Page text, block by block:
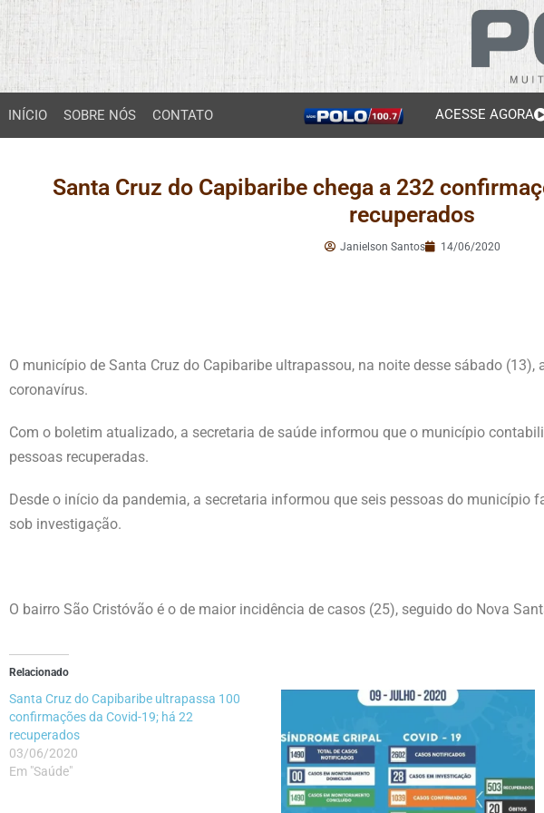
INÍCIO SOBRE NÓS CONTATO ACESSE AGORA
Santa Cruz do Capibaribe chega a 232
recuperados
Janielson Santos 14/06/2020
O município de Santa Cruz do Capibaribe ultrapassou, na noite desse sábado
coronavírus.
Com o boletim atualizado, a secretaria de saúde informou que o município
pessoas recuperadas.
Desde o início da pandemia, a secretaria informou que seis pessoas do município
sob investigação.
O bairro São Cristóvão é o de maior incidência de casos (25), seguido do Nova
Relacionado
Santa Cruz do Capibaribe ultrapassa 100
confirmações da Covid-19; há 22
recuperados
03/06/2020
Em "Saúde"